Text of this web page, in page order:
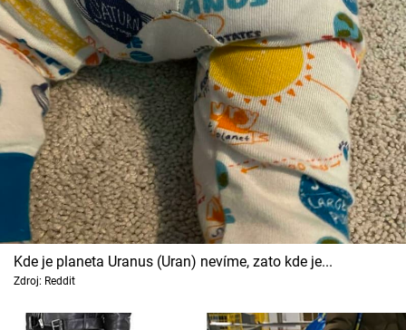
Cool Esport
Pořady
TV Program
Sledujte prima+
Přihlášení
Sledujte nás
Kde je planeta Uranus (Uran) nevíme, zato kde je...
Zdroj: Reddit